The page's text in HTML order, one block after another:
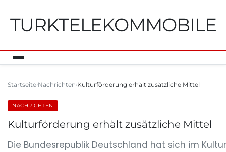
TURKTELEKOMMOBILE
Startseite Nachrichten Kulturförderung erhält zusätzliche Mittel
NACHRICHTEN
Kulturförderung erhält zusätzliche Mittel
Die Bundesrepublik Deutschland hat sich im